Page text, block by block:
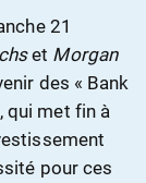
21
et Morgan
des « Bank
qui met fin à
pour ces